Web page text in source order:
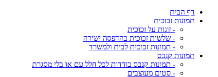
דף הבית
תמונות זכוכית
- זוגות על זכוכית
- שלשות זכוכית בהדפסה ישירה
- תמונות זכוכית לבית ולמשרד
תמונות קנבס
- תמונות קנבס בודדות לכל חלל עם או בלי מסגרת
- סטים מעוצבים